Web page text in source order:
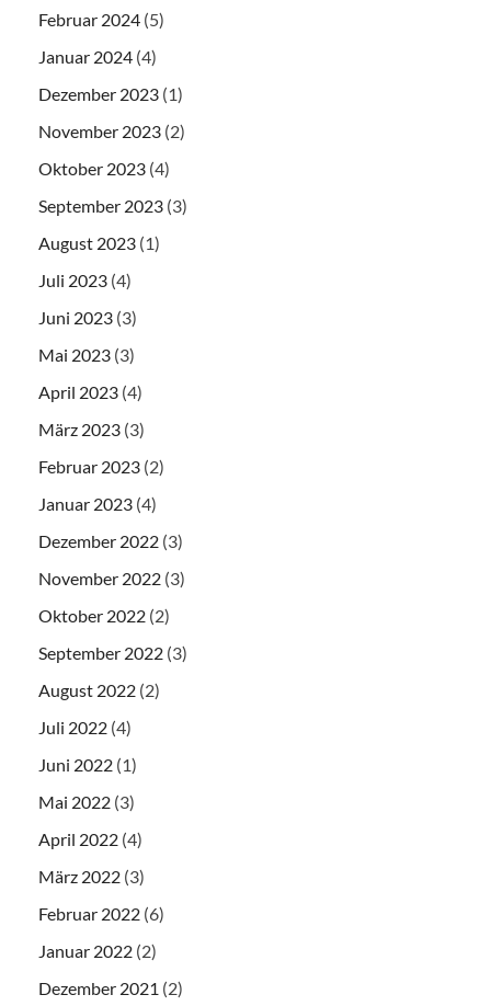
Februar 2024 (5)
Januar 2024 (4)
Dezember 2023 (1)
November 2023 (2)
Oktober 2023 (4)
September 2023 (3)
August 2023 (1)
Juli 2023 (4)
Juni 2023 (3)
Mai 2023 (3)
April 2023 (4)
März 2023 (3)
Februar 2023 (2)
Januar 2023 (4)
Dezember 2022 (3)
November 2022 (3)
Oktober 2022 (2)
September 2022 (3)
August 2022 (2)
Juli 2022 (4)
Juni 2022 (1)
Mai 2022 (3)
April 2022 (4)
März 2022 (3)
Februar 2022 (6)
Januar 2022 (2)
Dezember 2021 (2)